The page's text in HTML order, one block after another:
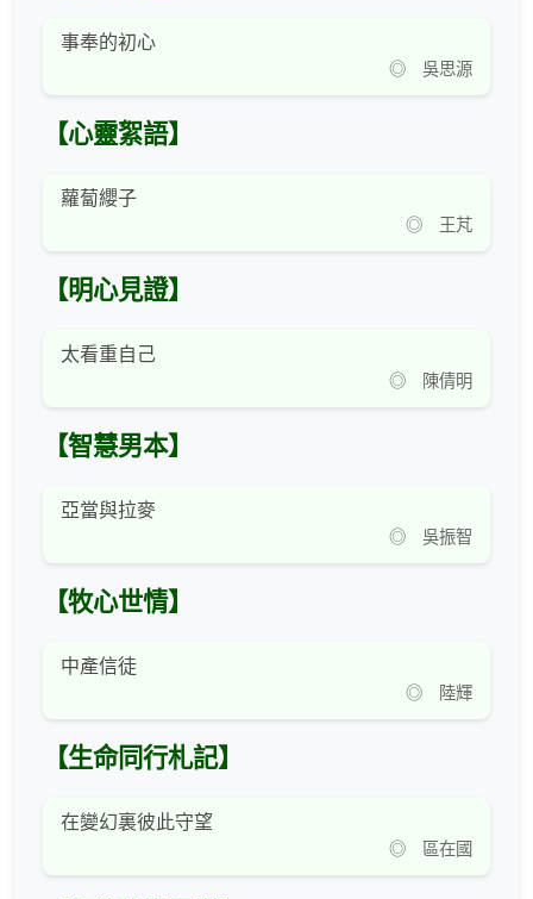
事奉的初心
◎ 吳思源
【心靈絮語】
蘿蔔纓子
◎ 王芃
【明心見證】
太看重自己
◎ 陳倩明
【智慧男本】
亞當與拉麥
◎ 吳振智
【牧心世情】
中產信徒
◎ 陸輝
【生命同行札記】
在變幻裏彼此守望
◎ 區在國